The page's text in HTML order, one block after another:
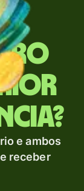
e ambos
receber